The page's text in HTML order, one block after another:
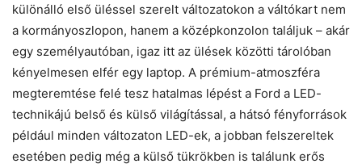
különálló első üléssel szerelt változatokon a váltókart nem
a kormányoszlopon, hanem a középkonzolon találjuk – akár
egy személyautóban, igaz itt az ülések közötti tárolóban
kényelmesen elfér egy laptop. A prémium-atmoszféra
megteremtése felé tesz hatalmas lépést a Ford a LED-
technikájú belső és külső világítással, a hátsó fényforrások
például minden változaton LED-ek, a jobban felszereltek
esetében pedig még a külső tükrökben is találunk erős